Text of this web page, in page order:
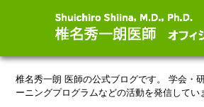
椎名秀一朗 医師の公式ブログです。
学会・
ーニングプログラムなどの活動を発信してい